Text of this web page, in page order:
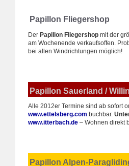
Papillon Fliegershop
Der Papillon Fliegershop mit der
am Wochenende verkaufsoffen.
bei allen Windrichtungen möglich!
Papillon Sauerland /
Alle 2012er Termine sind ab sofort
www.ettelsberg.com buchbar.
www.itterbach.de – Wohnen direkt
Papillon Alpen-